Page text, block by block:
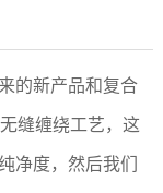
的新产品和复合
缝缠绕工艺，这
净度，然后我们